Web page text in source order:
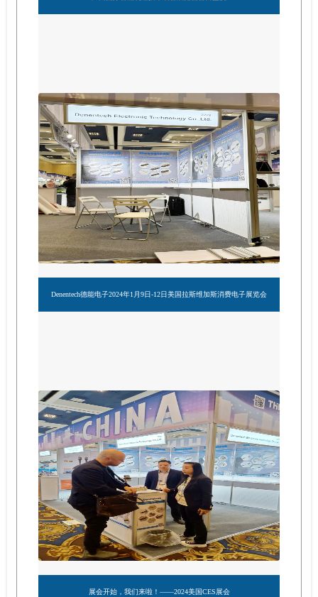
Denentech德能电子2024年1月9日-12日美国拉斯维加斯消费电子展览会
展会开始，我们来啦！——2024美国CES展会